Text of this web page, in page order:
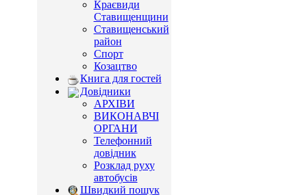
Краєвиди
Ставищенщини
Ставищенський
район
Спорт
Козацтво
Книга для гостей
Довідники
АРХІВИ
ВИКОНАВЧІ
ОРГАНИ
Телефонний
довідник
Розклад руху
автобусів
Швидкий пошук